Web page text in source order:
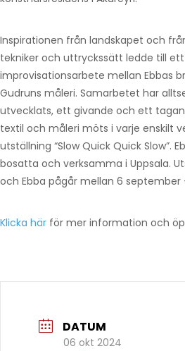
Inspirationen från landskapet och
tekniker och uttryckssätt ledde till
improvisationsarbete mellan Ebbas
Gudruns måleri. Samarbetet har
utvecklats, ett givande och ett
textil och måleri möts i varje enskilt
utställning “Slow Quick Quick Slow”.
bosatta och verksamma i Uppsala.
och Ebba pågår mellan 6 september
Klicka här för mer information och
DATUM
06 okt 2024